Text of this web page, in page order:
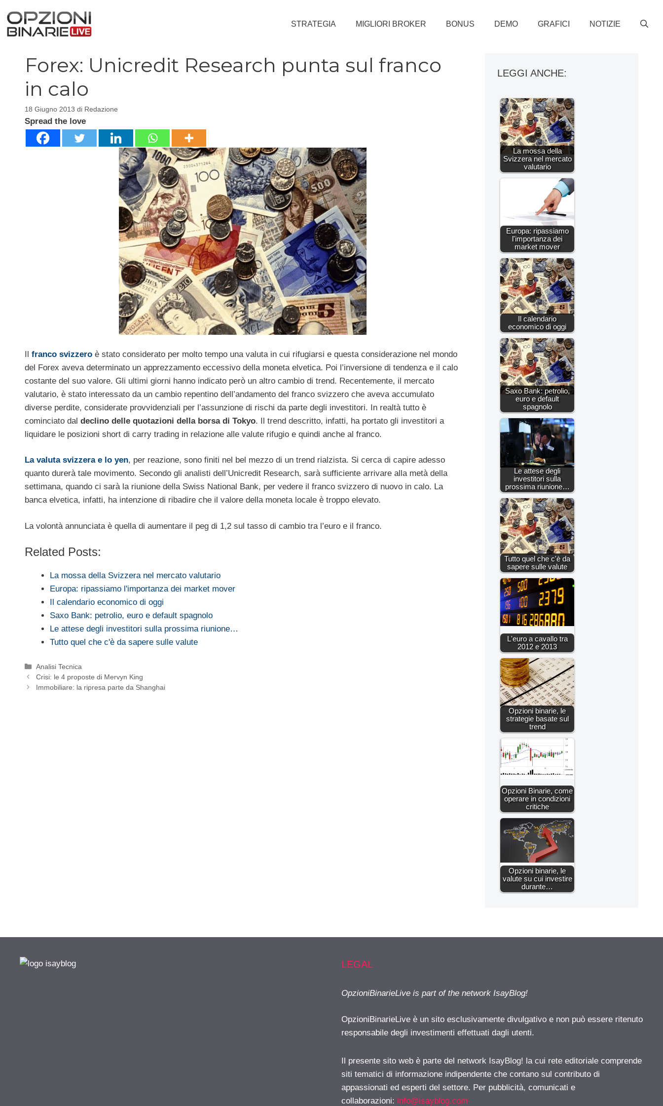
contenuto
STRATEGIA MIGLIORI BROKER BONUS DEMO GRAFICI NOTIZIE
Forex: Unicredit Research punta sul franco
in calo
18 Giugno 2013 di Redazione
Spread the love
Il franco svizzero è stato considerato per molto tempo una valuta in cui rifugiarsi e questa considerazione nel mondo
del Forex aveva determinato un apprezzamento eccessivo della moneta elvetica. Poi l’inversione di tendenza e il calo
costante del suo valore. Gli ultimi giorni hanno indicato però un altro cambio di trend. Recentemente, il mercato
valutario, è stato interessato da un cambio repentino dell’andamento del franco svizzero che aveva accumulato
diverse perdite, considerate provvidenziali per l’assunzione di rischi da parte degli investitori. In realtà tutto è
cominciato dal declino delle quotazioni della borsa di Tokyo. Il trend descritto, infatti, ha portato gli investitori a
liquidare le posizioni short di carry trading in relazione alle valute rifugio e quindi anche al franco.
La valuta svizzera e lo yen, per reazione, sono finiti nel bel mezzo di un trend rialzista. Si cerca di capire adesso
quanto durerà tale movimento. Secondo gli analisti dell’Unicredit Research, sarà sufficiente arrivare alla metà della
settimana, quando ci sarà la riunione della Swiss National Bank, per vedere il franco svizzero di nuovo in calo. La
banca elvetica, infatti, ha intenzione di ribadire che il valore della moneta locale è troppo elevato.
La volontà annunciata è quella di aumentare il peg di 1,2 sul tasso di cambio tra l’euro e il franco.
Related Posts:
La mossa della Svizzera nel mercato valutario
Europa: ripassiamo l'importanza dei market mover
Il calendario economico di oggi
Saxo Bank: petrolio, euro e default spagnolo
Le attese degli investitori sulla prossima riunione…
Tutto quel che c'è da sapere sulle valute
Categorie
Analisi Tecnica
Crisi: le 4 proposte di Mervyn King
Immobiliare: la ripresa parte da Shanghai
LEGGI ANCHE:
La mossa della
Svizzera nel mercato
valutario
Europa: ripassiamo
l'importanza dei
market mover
Il calendario
economico di oggi
Saxo Bank: petrolio,
euro e default
spagnolo
Le attese degli
investitori sulla
prossima riunione…
Tutto quel che c'è da
sapere sulle valute
L'euro a cavallo tra
2012 e 2013
Opzioni binarie, le
strategie basate sul
trend
Opzioni Binarie, come
operare in condizioni
critiche
Opzioni binarie, le
valute su cui investire
durante…
LEGAL
OpzioniBinarieLive is part of the network IsayBlog!
OpzioniBinarieLive è un sito esclusivamente divulgativo e non può essere ritenuto
responsabile degli investimenti effettuati dagli utenti.
Il presente sito web è parte del network IsayBlog! la cui rete editoriale comprende
siti tematici di informazione indipendente che contano sul contributo di
appassionati ed esperti del settore. Per pubblicità, comunicati e
collaborazioni: info@isayblog.com